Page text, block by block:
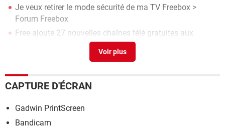
Je veux retirer le mode sécurité de ma TV Freebox >
Forum Freebox
Free ajoute 27 nouvelles chaînes télé gratuites aux
> Guide
Microsoft Word 2013> Télécharger - Traitement de texte
Free lance une nouvelle télécommande virtuelle sur
smartphone pour ses Freebox TV
CAPTURE D'ÉCRAN
Gadwin PrintScreen
Bandicam